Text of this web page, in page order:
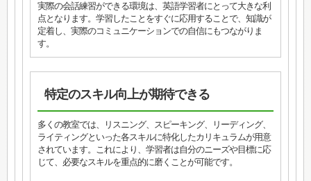
実際の会話練習ができる環境は、英語学習者にとって大きな利
点となります。学習したことをすぐに応用することで、知識が
定着し、実際のコミュニケーションでの自信にもつながりま
す。
特定のスキル向上が期待できる
多くの教室では、リスニング、スピーキング、リーディング、
ライティングといった各スキルに特化したカリキュラムが用意
されています。これにより、学習者は自分のニーズや目標に応
じて、必要なスキルを重点的に磨くことが可能です。